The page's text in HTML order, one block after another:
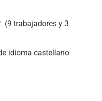
(9 trabajadores y 3
idioma castellano